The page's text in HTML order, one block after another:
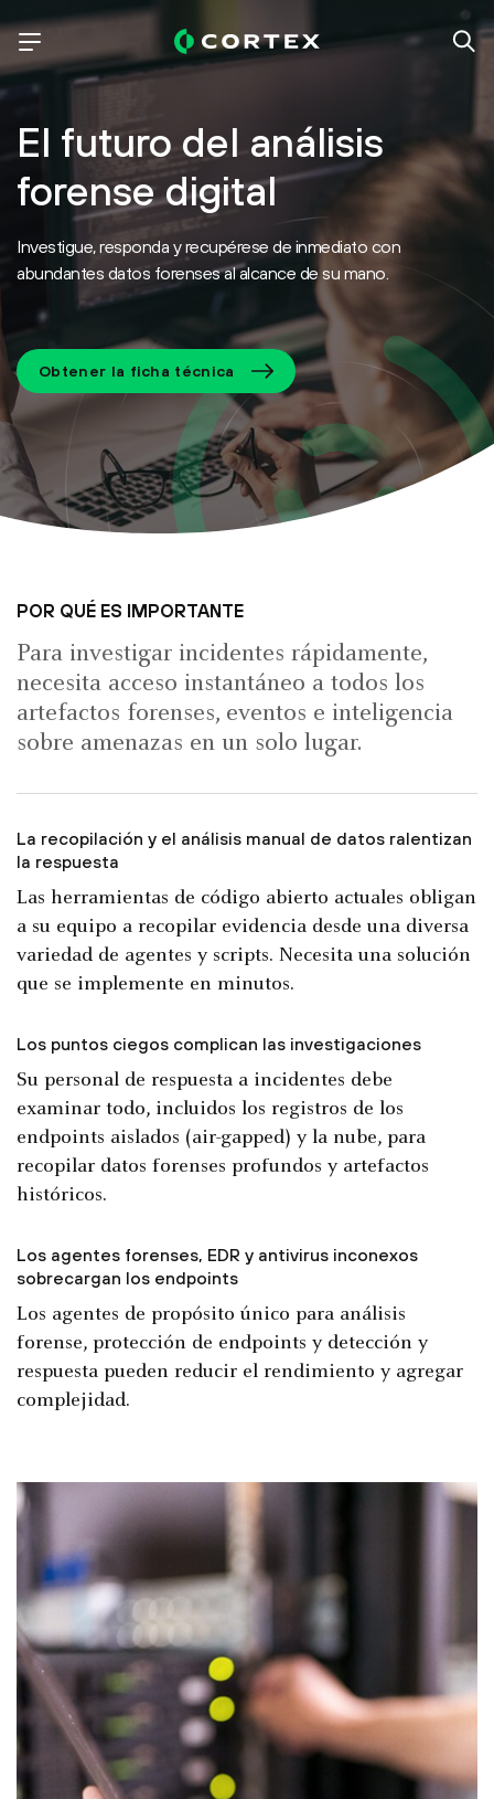
El futuro del análisis
forense digital
Investigue, responda y recupérese de inmediato con
abundantes datos forenses al alcance de su mano.
Obtener la ficha técnica
POR QUÉ ES IMPORTANTE
Para investigar incidentes rápidamente,
necesita acceso instantáneo a todos los
artefactos forenses, eventos e inteligencia
sobre amenazas en un solo lugar.
La recopilación y el análisis manual de datos ralentizan
la respuesta
Las herramientas de código abierto actuales obligan
a su equipo a recopilar evidencia desde una diversa
variedad de agentes y scripts. Necesita una solución
que se implemente en minutos.
Los puntos ciegos complican las investigaciones
Su personal de respuesta a incidentes debe
examinar todo, incluidos los registros de los
endpoints aislados (air-gapped) y la nube, para
recopilar datos forenses profundos y artefactos
históricos.
Los agentes forenses, EDR y antivirus inconexos
sobrecargan los endpoints
Los agentes de propósito único para análisis
forense, protección de endpoints y detección y
respuesta pueden reducir el rendimiento y agregar
complejidad.